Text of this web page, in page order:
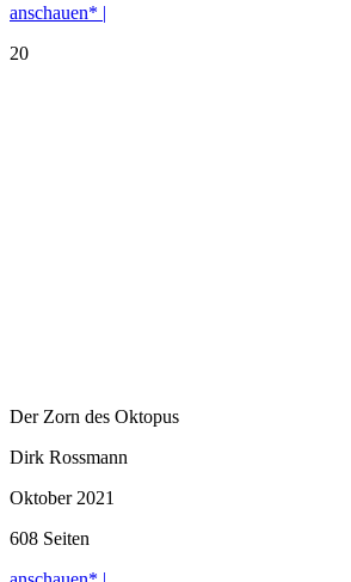
anschauen* |
20
Der Zorn des Oktopus
Dirk Rossmann
Oktober 2021
608 Seiten